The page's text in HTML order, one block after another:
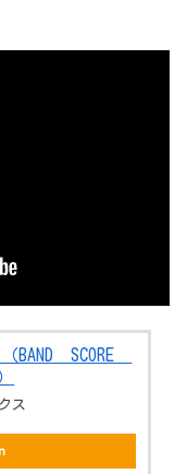
BAND SCORE
ス